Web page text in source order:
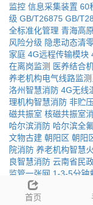
监控 信息采集装置 60
级 GB/T26875 GB/
全标准化管理 青海高
风险分级 隐患动态清
家庭 4G远程传输模块
在离岗监测 医养结合
养老机构电气线路监
洛州智慧消防 4G无线
理机构智慧消防 非贮
磁共振室 核磁共振室
哈尔滨消防 哈尔滨全
文物古建 朝阳区 朝阳
院消防 养老机构智慧
良智慧消防 云南省民
监管一张网 1-3-5分钟
养老机构感烟火灾探
智慧消防系统 九江
首页